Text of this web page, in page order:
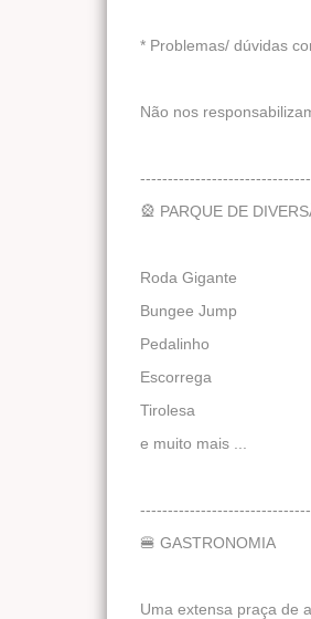
* Problemas/ dúvidas
Não nos
🎡 PARQUE DE
Roda Gigante
Bungee Jump
Pedalinho
Escorrega
Tirolesa
e muito mais ...
🍔 GASTRONOMIA
Uma extensa praça de